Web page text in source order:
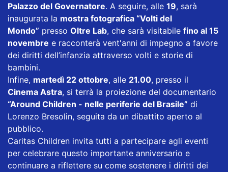
Palazzo del Governatore. A seguire, alle 19, sarà
inaugurata la mostra fotografica “Volti del
Mondo” presso Oltre Lab, che sarà visitabile fino al 15
novembre e racconterà vent'anni di impegno a favore
dei diritti dell’infanzia attraverso volti e storie di
bambini.
Infine, martedì 22 ottobre, alle 21.00, presso il
Cinema Astra, si terrà la proiezione del documentario
“Around Children - nelle periferie del Brasile” di
Lorenzo Bresolin, seguita da un dibattito aperto al
pubblico.
Caritas Children invita tutti a partecipare agli eventi
per celebrare questo importante anniversario e
continuare a riflettere su come sostenere i diritti dei